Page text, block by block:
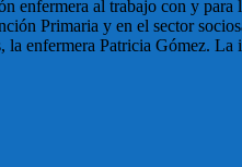
enfermera al trabajo con y
Primaria y en el sector
la enfermera Patricia Gómez.